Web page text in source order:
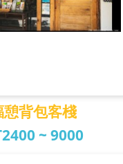
憩背包客棧
~ 9000